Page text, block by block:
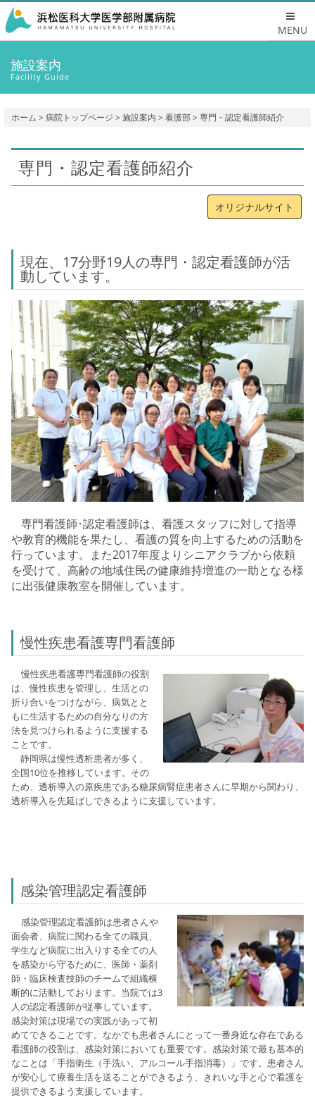
MENU
施設案内
Facility Guide
ホーム > 病院トップページ > 施設案内 > 看護部> 専門・認定看護師紹介
専門・認定看護師紹介
オリジナルサイト
現在、17分野19人の専門・認定看護師が活
動しています。
専門看護師･認定看護師は、看護スタッフに対して指導
や教育的機能を果たし、看護の質を向上するための活動を
行っています。また2017年度よりシニアクラブから依頼
を受けて、高齢の地域住民の健康維持増進の一助となる様
に出張健康教室を開催しています。
慢性疾患看護専門看護師
慢性疾患看護専門看護師の役割
は、慢性疾患を管理し、生活との
折り合いをつけながら、病気とと
もに生活するための自分なりの方
法を見つけられるように支援する
ことです。
静岡県は慢性透析患者が多く、
全国10位を推移しています。その
ため、透析導入の原疾患である糖尿病腎症患者さんに早期から関わり、
透析導入を先延ばしできるように支援しています。
感染管理認定看護師
感染管理認定看護師は患者さんや
面会者、病院に関わる全ての職員、
学生など病院に出入りする全ての人
を感染から守るために、医師・薬剤
師・臨床検査技師のチームで組織横
断的に活動しております。 当院では3
人の認定看護師が従事しています。
感染対策は現場での実践があって初
めてできることです。なかでも患者さんにとって一番身近な存在である
看護師の役割は、感染対策においても重要です。感染対策で最も基本的
なことは「手指衛生（手洗い、アルコール手指消毒）」です。患者さん
が安心して療養生活を送ることができるよう、きれいな手と心で看護を
提供できるよう支援しています。